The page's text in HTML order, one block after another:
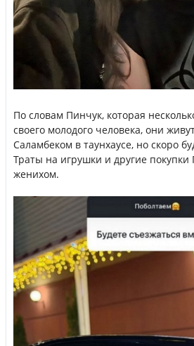
По словам Пинчук, которая
своего молодого человека, они
Саламбеком в таунхаусе, но скоро
Траты на игрушки и другие покупки
женихом.